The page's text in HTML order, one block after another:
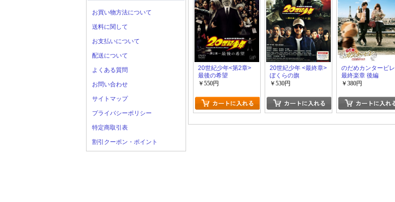
お買い物方法について
送料に関して
お支払いについて
配送について
よくある質問
お問い合わせ
サイトマップ
プライバシーポリシー
特定商取引表
割引クーポン・ポイント
20世紀少年<第2章>
最後の希望
￥550円
20世紀少年 <最終章>
ぼくらの旗
￥530円
のだめカンタービレ
最終楽章 後編
￥380円